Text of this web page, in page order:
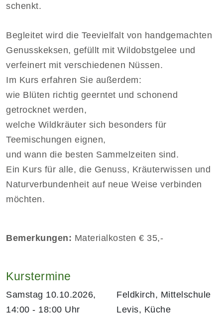
schenkt.
Begleitet wird die Teevielfalt von handgemachten
Genusskeksen, gefüllt mit Wildobstgelee und
verfeinert mit verschiedenen Nüssen.
Im Kurs erfahren Sie außerdem:
wie Blüten richtig geerntet und schonend
getrocknet werden,
welche Wildkräuter sich besonders für
Teemischungen eignen,
und wann die besten Sammelzeiten sind.
Ein Kurs für alle, die Genuss, Kräuterwissen und
Naturverbundenheit auf neue Weise verbinden
möchten.
Bemerkungen: Materialkosten € 35,-
Kurstermine
Samstag 10.10.2026,
14:00 - 18:00 Uhr
Feldkirch, Mittelschule
Levis, Küche